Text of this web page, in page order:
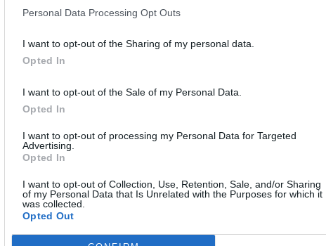
Personal Data Processing Opt Outs
I want to opt-out of the Sharing of my personal data.
Opted In
I want to opt-out of the Sale of my Personal Data.
Opted In
I want to opt-out of processing my Personal Data for Targeted
Advertising.
Opted In
I want to opt-out of Collection, Use, Retention, Sale, and/or Sharing
of my Personal Data that Is Unrelated with the Purposes for which it
was collected.
Opted Out